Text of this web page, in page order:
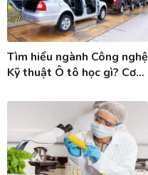
Tìm hiểu ngành Công nghệ
Kỹ thuật Ô tô học gì? Cơ
nghệ KT ô tô